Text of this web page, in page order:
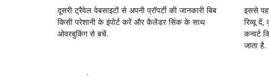
दूसरी ट्रैवेल वेबसाइटों से अपनी प्रॉपर्टी की जानकारी बिब
किसी परेशानी के इंपोर्ट करें और कैलेंडर सिंक के साथ
ओवरबुकिंग से बचें.
इससे
रिव्यू
कन्वर्ट
जाता है.
आज ही शुरू करें